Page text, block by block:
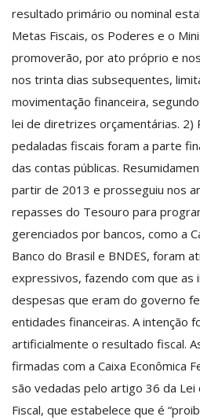
resultado primário ou nominal
Metas Fiscais, os Poderes e o
promoverão, por ato próprio e
nos trinta dias subsequentes,
movimentação financeira,
lei de diretrizes orçamentárias. 2)
pedaladas fiscais foram a parte
das contas públicas.
partir de 2013 e prosseguiu nos
repasses do Tesouro para
gerenciados por bancos, como a
Banco do Brasil e BNDES, foram
expressivos, fazendo com que as
despesas que eram do governo
entidades financeiras. A intenção
artificialmente o resultado fiscal.
firmadas com a Caixa Econômica
são vedadas pelo artigo 36 da Lei
Fiscal, que estabelece que é